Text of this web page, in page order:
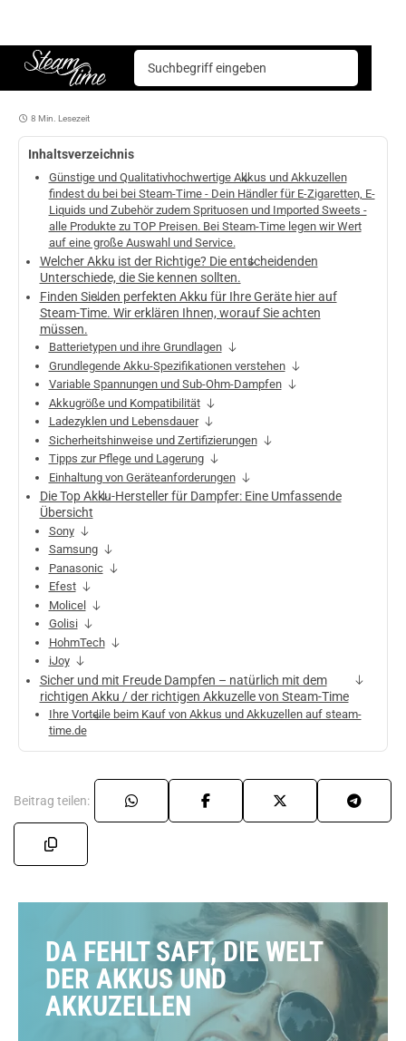
Steam time
Lesenswerte Beiträge rund um den Einkauf bei Steam-Time
Welcher Akku ist der Richtige? Die entscheidenden Unterschiede, die Sie kennen sollten
8 Min. Lesezeit
Inhaltsverzeichnis
Günstige und Qualitativhochwertige Akkus und Akkuzellen
findest du bei bei Steam-Time - Dein Händler für E-Zigaretten, E-
Liquids und Zubehör zudem Sprituosen und Imported Sweets -
alle Produkte zu TOP Preisen. Bei Steam-Time legen wir Wert
auf eine große Auswahl und Service.
Welcher Akku ist der Richtige? Die entscheidenden
Unterschiede, die Sie kennen sollten.
Finden Sie den perfekten Akku für Ihre Geräte hier auf
Steam-Time. Wir erklären Ihnen, worauf Sie achten
müssen.
Batterietypen und ihre Grundlagen
Grundlegende Akku-Spezifikationen verstehen
Variable Spannungen und Sub-Ohm-Dampfen
Akkugröße und Kompatibilität
Ladezyklen und Lebensdauer
Sicherheitshinweise und Zertifizierungen
Tipps zur Pflege und Lagerung
Einhaltung von Geräteanforderungen
Die Top Akku-Hersteller für Dampfer: Eine Umfassende
Übersicht
Sony
Samsung
Panasonic
Efest
Molicel
Golisi
HohmTech
iJoy
Sicher und mit Freude Dampfen – natürlich mit dem
richtigen Akku / der richtigen Akkuzelle von Steam-Time
Ihre Vorteile beim Kauf von Akkus und Akkuzellen auf steam-
time.de
Beitrag teilen:
DA FEHLT SAFT, DIE WELT
DER AKKUS UND
AKKUZELLEN